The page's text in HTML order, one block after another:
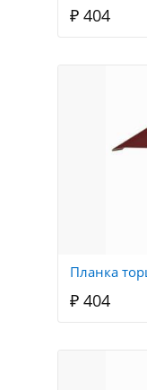
₽ 404
Планка
₽ 404